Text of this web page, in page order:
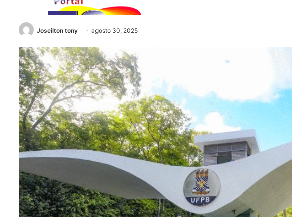
Joseilton tony agosto 30, 2025